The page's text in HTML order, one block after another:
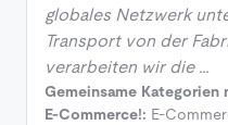
globales Netzwerk
Transport von der
verarbeiten wir die …
Gemeinsame Kategorien
E-Commerce!: E-